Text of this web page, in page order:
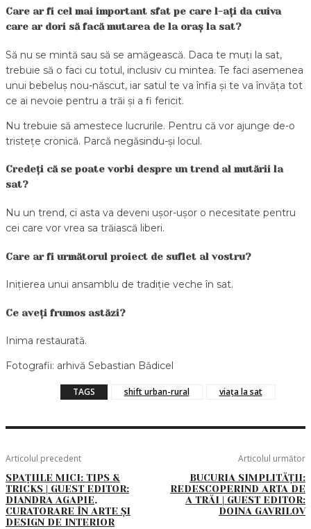
Care ar fi cel mai important sfat pe care l-ați da cuiva
care ar dori să facă mutarea de la oraș la sat?
Să nu se mintă sau să se amăgească. Daca te muți la sat,
trebuie să o faci cu totul, inclusiv cu mintea. Te faci asemenea
unui bebeluș nou-născut, iar satul te va înfia și te va învăța tot
ce ai nevoie pentru a trăi și a fi fericit.
Nu trebuie să amestece lucrurile. Pentru că vor ajunge de-o
tristețe cronică. Parcă negăsindu-și locul.
Credeți că se poate vorbi despre un trend al mutării la
sat?
Nu un trend, ci asta va deveni ușor-ușor o necesitate pentru
cei care vor vrea sa trăiască liberi.
Care ar fi următorul proiect de suflet al vostru?
Inițierea unui ansamblu de tradiție veche în sat.
Ce aveți frumos astăzi?
Inima restaurată.
Fotografii: arhivă Sebastian Bǎdicel
TAGS shift urban-rural viața la sat
Articolul precedent
SPAȚIILE MICI: TIPS &
TRICKS | GUEST EDITOR:
DIANDRA AGAPIE,
CURATORARE ÎN ARTE ȘI
DESIGN DE INTERIOR
Articolul următor
BUCURIA SIMPLITĂȚII:
REDESCOPERIND ARTA DE
A TRĂI | GUEST EDITOR:
DOINA GAVRILOV